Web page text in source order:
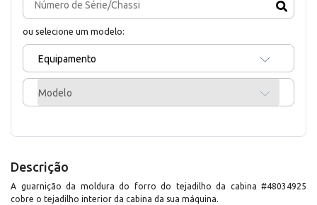
ou selecione um modelo:
Equipamento
Modelo
Descrição
A guarnição da moldura do forro do tejadilho da cabina #48034925
cobre o tejadilho interior da cabina da sua máquina.